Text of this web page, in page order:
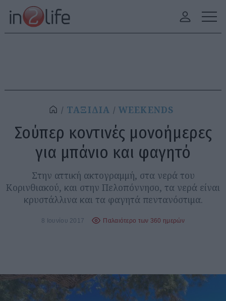
ΤΑΞΙΔΙΑ WEEKENDS
Σούπερ κοντινές μονοήμερες
για μπάνιο και φαγητό
Στην αττική ακτογραμμή, στα νερά του
Κορινθιακού, και στην Πελοπόννησο, τα νερά είναι
κρυστάλλινα και τα φαγητά πεντανόστιμα.
8 Ιουνίου 2017 Παλαιότερο των 360 ημερών